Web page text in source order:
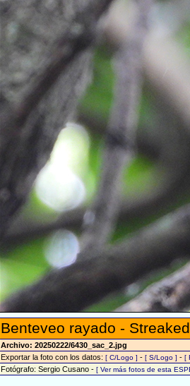
Benteveo rayado -
Archivo: 20250222/6430_sac_2.jpg
Exportar la foto con los datos: [ C/Logo ] - [ S/Logo ] - [
Fotógrafo: Sergio Cusano - [ Ver más fotos de esta